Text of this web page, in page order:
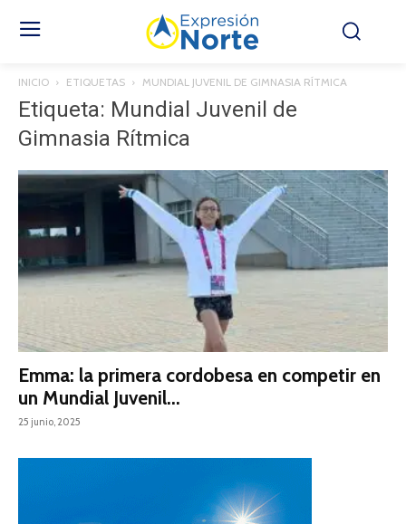
INICIO ETIQUETAS MUNDIAL JUVENIL DE GIMNASIA RÍTMICA
Etiqueta: Mundial Juvenil de
Gimnasia Rítmica
Emma: la primera cordobesa en competir en
un Mundial Juvenil...
25 junio, 2025